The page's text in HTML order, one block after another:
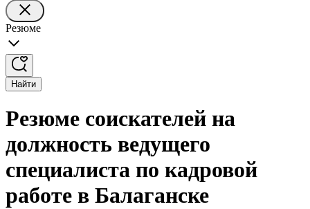
Резюме
Найти
Резюме соискателей на
должность ведущего
специалиста по кадровой
работе в Балаганске